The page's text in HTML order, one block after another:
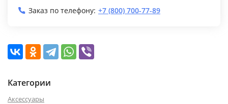
Заказ по телефону: +7 (800) 700-77-89
Категории
Аксессуары